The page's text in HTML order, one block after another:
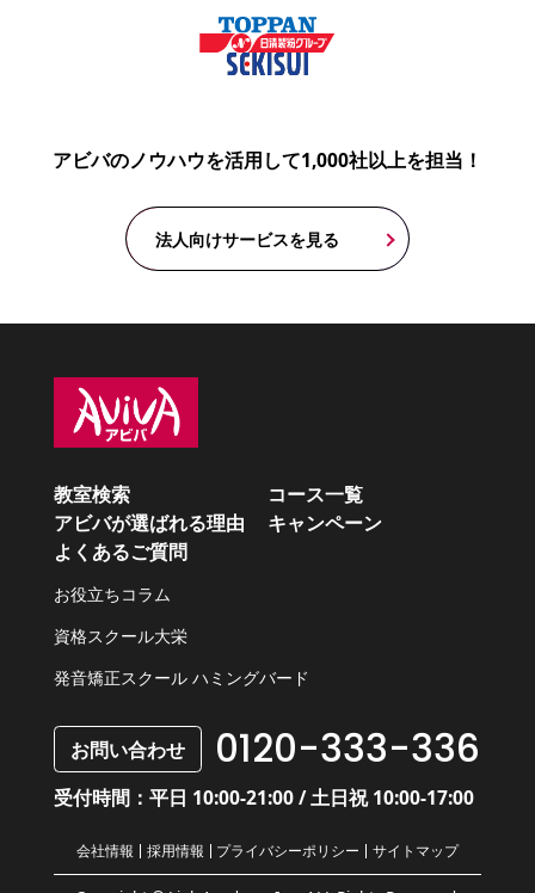
アビバのノウハウを活用して1,000社以上を担当！
法人向けサービスを見る
教室検索
コース一覧
アビバが選ばれる理由
キャンペーン
よくあるご質問
お役立ちコラム
資格スクール大栄
発音矯正スクール ハミングバード
お問い合わせ 0120-333-336
受付時間：平日 10:00-21:00 / 土日祝 10:00-17:00
会社情報 採用情報 プライバシーポリシー サイトマップ